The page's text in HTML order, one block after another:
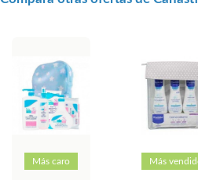
Más caro Más